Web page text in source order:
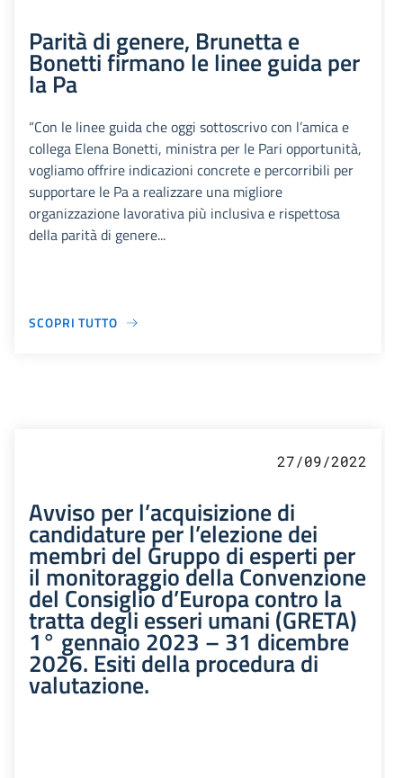
Parità di genere, Brunetta e
Bonetti firmano le linee guida per
la Pa
“Con le linee guida che oggi sottoscrivo con l’amica e
collega Elena Bonetti, ministra per le Pari opportunità,
vogliamo offrire indicazioni concrete e percorribili per
supportare le Pa a realizzare una migliore
organizzazione lavorativa più inclusiva e rispettosa
della parità di genere...
SCOPRI TUTTO
27/09/2022
Avviso per l’acquisizione di
candidature per l’elezione dei
membri del Gruppo di esperti per
il monitoraggio della Convenzione
del Consiglio d’Europa contro la
tratta degli esseri umani (GRETA)
1° gennaio 2023 – 31 dicembre
2026. Esiti della procedura di
valutazione.